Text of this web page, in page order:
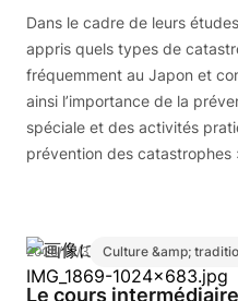
Dans le cadre de leurs
appris quels types de
fréquemment au Japon et
ainsi l’importance de la
spéciale et des activités
prévention des
2025/12/3 Culture &amp;
Le cours